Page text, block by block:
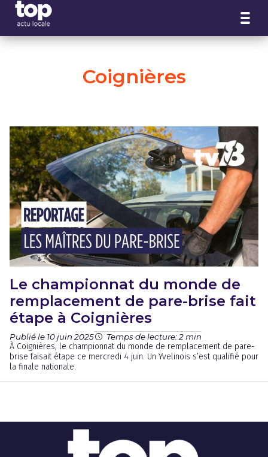
Coignières
Le championnat du monde de
remplacement de pare-brise fait
étape à Coignières
Publié le 10 juin 2025 Temps de lecture: 2 min
À Coignières, le championnat du monde de remplacement de pare-
brise faisait étape ce mercredi 4 juin. Un Yvelinois s’est qualifié pour
la finale nationale.
Panneau de gestion des cookies